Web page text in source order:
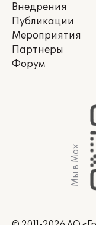
Внедрения
Публикации
Мероприятия
Партнеры
Форум
Мы в Max